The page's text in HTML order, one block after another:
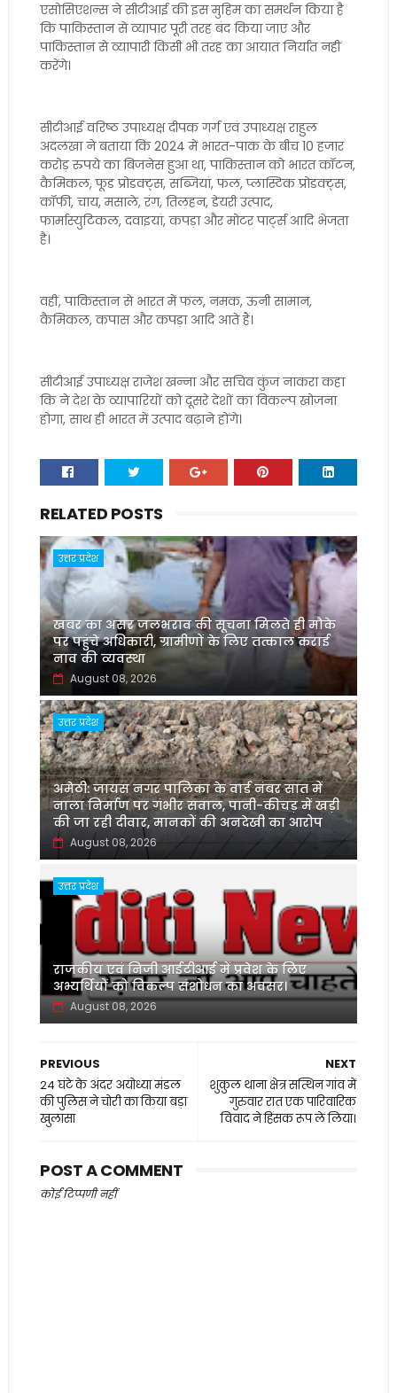
एसोसिएशन्स ने सीटीआई की इस मुहिम का समर्थन किया है
कि पाकिस्तान से व्यापार पूरी तरह बंद किया जाए और
पाकिस्तान से व्यापारी किसी भी तरह का आयात निर्यात नहीं
करेंगे।
सीटीआई वरिष्ठ उपाध्यक्ष दीपक गर्ग एवं उपाध्यक्ष राहुल
अदलखा ने बताया कि 2024 में भारत-पाक के बीच 10 हजार
करोड़ रुपये का बिजनेस हुआ था, पाकिस्तान को भारत कॉटन,
कैमिकल, फूड प्रोडक्ट्स, सब्जियां, फल, प्लास्टिक प्रोडक्ट्स,
कॉफी, चाय, मसाले, रंग, तिलहन, डेयरी उत्पाद,
फार्मास्युटिकल, दवाइयां, कपड़ा और मोटर पार्ट्स आदि भेजता
है।
वहीं, पाकिस्तान से भारत में फल, नमक, ऊनी सामान,
कैमिकल, कपास और कपड़ा आदि आते हैं।
सीटीआई उपाध्यक्ष राजेश खन्ना और सचिव कुंज नाकरा कहा
कि ने देश के व्यापारियों को दूसरे देशों का विकल्प खोजना
होगा, साथ ही भारत में उत्पाद बढ़ाने होंगे।
RELATED POSTS
उत्तर प्रदेश
खबर का असर जलभराव की सूचना मिलते ही मौके
पर पहुंचे अधिकारी, ग्रामीणों के लिए तत्काल कराई
नाव की व्यवस्था
August 08, 2026
उत्तर प्रदेश
अमेठी: जायस नगर पालिका के वार्ड नंबर सात में
नाला निर्माण पर गंभीर सवाल, पानी-कीचड़ में खड़ी
की जा रही दीवार, मानकों की अनदेखी का आरोप
August 08, 2026
उत्तर प्रदेश
‌राजकीय एवं निजी आईटीआई में प्रवेश के लिए
अभ्यर्थियों को विकल्प संशोधन का अवसर।
August 08, 2026
NEXT
शुकुल थाना क्षेत्र सत्थिन गांव में
गुरुवार रात एक पारिवारिक
विवाद ने हिंसक रूप ले लिया।
PREVIOUS
24 घंटे के अंदर अयोध्या मंडल
की पुलिस ने चोरी का किया बड़ा
खुलासा
POST A COMMENT
कोई टिप्पणी नहीं